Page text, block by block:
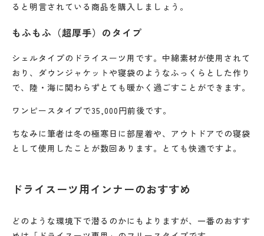
ると明言されている商品を購入しましょう。
もふもふ（超厚手）のタイプ
シェルタイプのドライスーツ用です。中綿素材が使用されて
おり、ダウンジャケットや寝袋のようなふっくらとした作り
で、陸・海に関わらずとても暖かく過ごすことができます。
ワンピースタイプで35,000円前後です。
ちなみに筆者は冬の極寒日に部屋着や、アウトドアでの寝袋
として使用したことが数回あります。とても快適ですよ。
ドライスーツ用インナーのおすすめ
どのような環境下で潜るのかにもよりますが、一番のおすす